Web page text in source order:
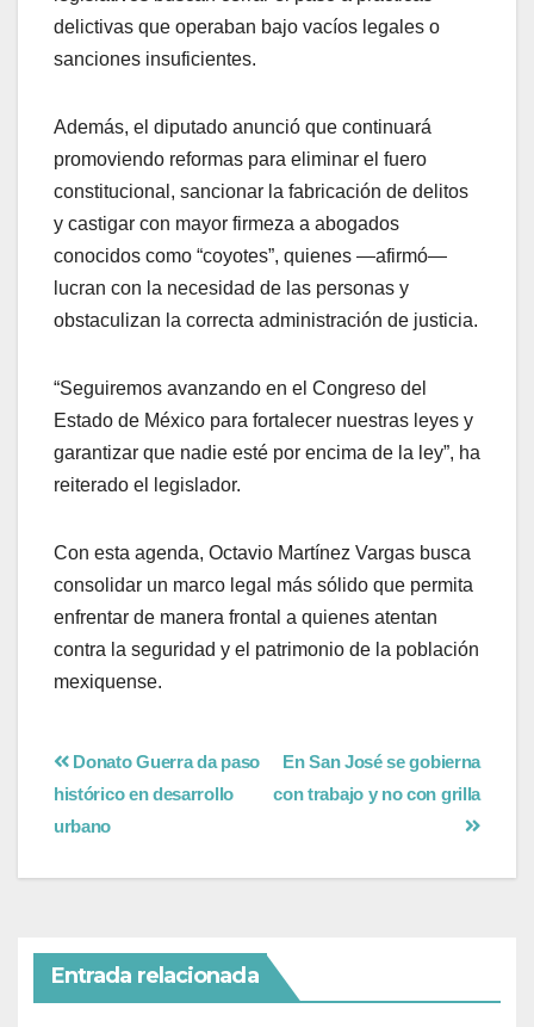
delictivas que operaban bajo vacíos legales o
sanciones insuficientes.
Además, el diputado anunció que continuará
promoviendo reformas para eliminar el fuero
constitucional, sancionar la fabricación de delitos
y castigar con mayor firmeza a abogados
conocidos como “coyotes”, quienes —afirmó—
lucran con la necesidad de las personas y
obstaculizan la correcta administración de justicia.
“Seguiremos avanzando en el Congreso del
Estado de México para fortalecer nuestras leyes y
garantizar que nadie esté por encima de la ley”, ha
reiterado el legislador.
Con esta agenda, Octavio Martínez Vargas busca
consolidar un marco legal más sólido que permita
enfrentar de manera frontal a quienes atentan
contra la seguridad y el patrimonio de la población
mexiquense.
En San José se gobierna
con trabajo y no con grilla
Donato Guerra da paso
histórico en desarrollo
urbano
Entrada relacionada